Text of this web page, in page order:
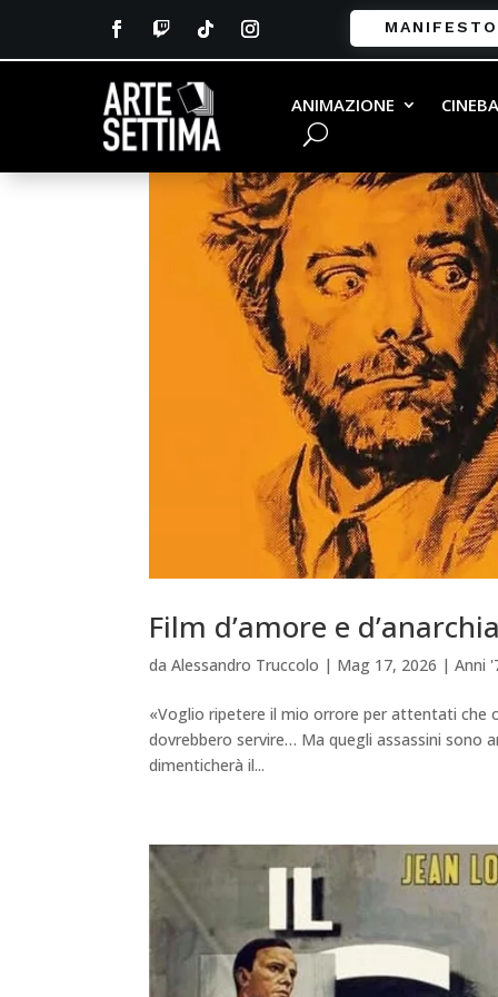
MANIFESTO
ANIMAZIONE
Film d’amore e
daAlessandro Truccolo | Mag 17, 2026 |Anni
«Voglio ripetere il mio orrore per attentati che
dovrebbero servire… Ma quegli assassini sono
dimenticherà il...